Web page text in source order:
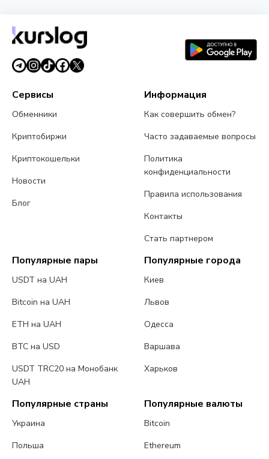
Сервисы
Обменники
Криптобиржи
Криптокошельки
Новости
Блог
Информация
Как совершить обмен?
Часто задаваемые вопросы
Политика
конфиденциальности
Правила использования
Контакты
Стать партнером
Популярные пары
USDT на UAH
Bitcoin на UAH
ETH на UAH
BTC на USD
USDT TRC20 на Монобанк
UAH
Популярные города
Киев
Львов
Одесса
Варшава
Харьков
Популярные страны
Украина
Польша
Популярные валюты
Bitcoin
Ethereum